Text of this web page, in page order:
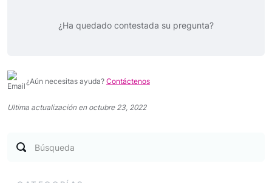
Búsqueda
¿Ha quedado contestada su pregunta?
¿Aún necesitas ayuda? Contáctenos
Ultima actualización en octubre 23, 2022